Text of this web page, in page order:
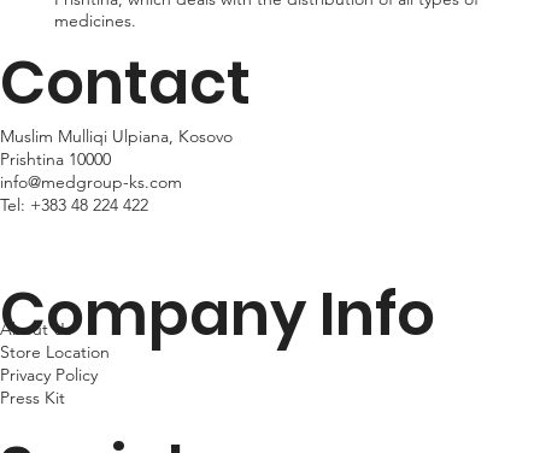
medicines.
Contact
Muslim Mulliqi Ulpiana, Kosovo
Prishtina 10000
info@medgroup-ks.com
Tel: +383 48 224 422
Company Info
About Us
Store Location
Privacy Policy
Press Kit